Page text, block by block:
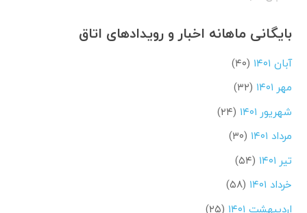
بایگانی ماهانه اخبار و رویدادهای اتاق
آبان ۱۴۰۱
(۴۰)
مهر ۱۴۰۱
(۳۲)
شهریور ۱۴۰۱
(۲۴)
مرداد ۱۴۰۱
(۳۰)
تیر ۱۴۰۱
(۵۴)
خرداد ۱۴۰۱
(۵۸)
اردیبهشت ۱۴۰۱
(۲۵)